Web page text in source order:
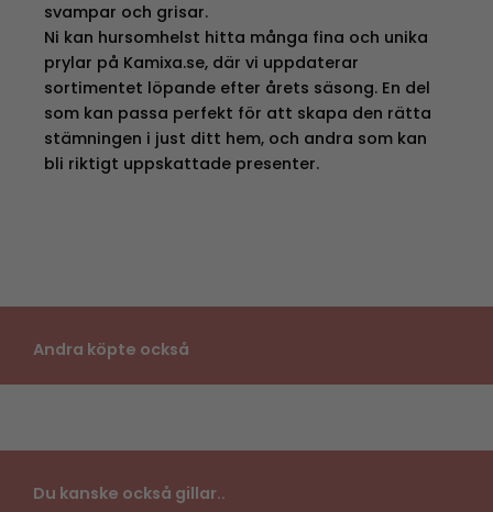
svampar och grisar.
Ni kan hursomhelst hitta många fina och unika
prylar på Kamixa.se, där vi uppdaterar
sortimentet löpande efter årets säsong. En del
som kan passa perfekt för att skapa den rätta
stämningen i just ditt hem, och andra som kan
bli riktigt uppskattade presenter.
Andra köpte också
Du kanske också gillar..